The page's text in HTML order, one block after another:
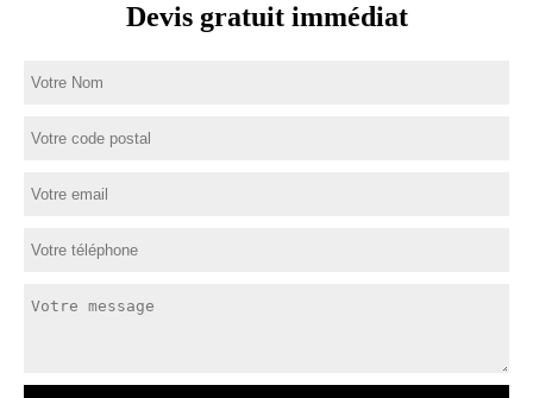
Devis gratuit immédiat